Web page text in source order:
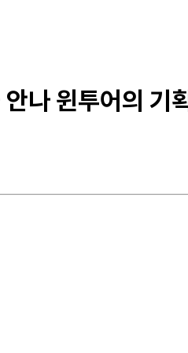
나 윈투어의 기